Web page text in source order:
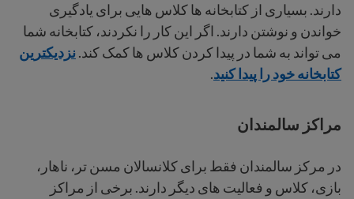
دارند. بسیاری از کتابخانه ها کلاس هایی برای یادگیری
خواندن و نوشتن دارند. اگر این کار را نکردند، کتابخانه شما
می تواند به شما در پیدا کردن کلاس ها کمک کند. نزدیکترین
کتابخانه خود را پیدا کنید.
مراکز سالمندان
در مرکز سالمندان فقط برای کلانسالان مسن تر، ناهار،
بازی، کلاس و فعالیت های دیگر دارند. برخی از مراکز